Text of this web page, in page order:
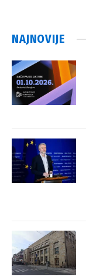
NAJNOVIJE